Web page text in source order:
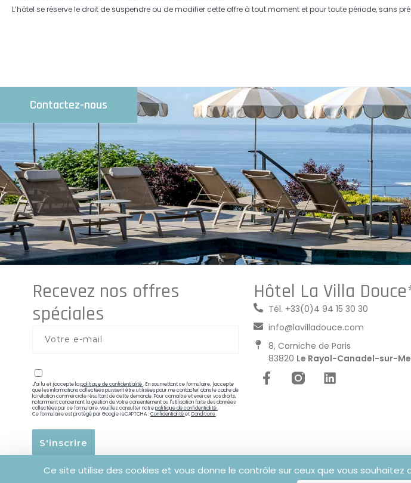
Ce site utilise des cookies et vous donne le contrôle sur ceux que vous souhaitez
L’hôtel se réserve le droit de suspendre ou de modifier cette offre à tout moment et pour toute période, sans
Contactez-nous
Recevez nos offres
spéciales
J'ai lu et j'accepte lapolitique de confidentialité. En soumettant ce formulaire, j'accepte
que les informations collectées puissent être utilisées pour me contacter dans le cadre de
la relation commerciale résultant de cette demande. Pour connaître et exercer vos droits,
notamment concernant la gestion de votre consentement ou l'utilisation faite des données
collectées par ce formulaire, veuillez consulter notrepolitique de confidentialité.
Ce formulaire est protégé par Google reCAPTCHA :ConfidentialitéetConditions.
S'inscrire
Alternative:
Hôtel La Villa
Tél. +33(0)4 94 15 30 30
info@lavilladouce.com
8, Corniche de Paris
83820 Le Rayol-Canadel-sur-
Politique de confidentialité–